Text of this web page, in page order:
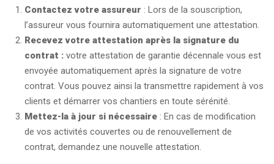
Contactez votre assureur : Lors de la souscription,
l’assureur vous fournira automatiquement une attestation.
Recevez votre attestation après la signature du
contrat : votre attestation de garantie décennale vous est
envoyée automatiquement après la signature de votre
contrat. Vous pouvez ainsi la transmettre rapidement à vos
clients et démarrer vos chantiers en toute sérénité.
Mettez-la à jour si nécessaire : En cas de modification
de vos activités couvertes ou de renouvellement de
contrat, demandez une nouvelle attestation.